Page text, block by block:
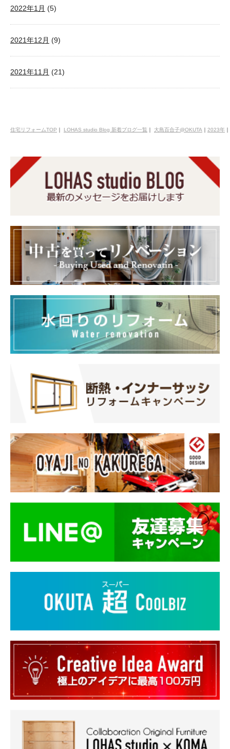
2022年1月 (5)
2021年12月 (9)
2021年11月 (21)
住宅リフォームTOP ｜ LOHAS studio Blog 新着ブログ一覧 ｜ 大島百合子@OKUTA ｜ 2023年 ｜